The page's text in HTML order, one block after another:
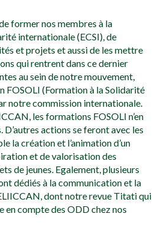
former nos membres à la
internationale (ECSI), de
et projets et aussi de les mettre
qui rentrent dans ce dernier
au sein de notre mouvement,
FOSOLI (Formation à la Solidarité
notre commission internationale.
les formations FOSOLI n’en
D’autres actions se feront avec les
la création et l’animation d’un
et de valorisation des
de jeunes. Egalement, plusieurs
dédiés à la communication et la
dont notre revue Titati qui
en compte des ODD chez nos